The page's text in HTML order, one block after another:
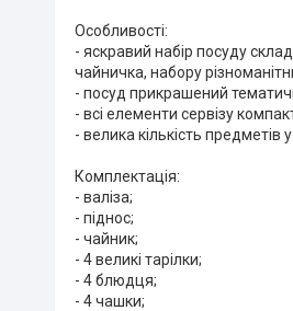
Особливості:
- яскравий набір посуду
чайничка, набору
- посуд прикрашений
- всі елементи сервізу
- велика кількість предметів у
Комплектація:
- валіза;
- піднос;
- чайник;
- 4 великі тарілки;
- 4 блюдця;
- 4 чашки;